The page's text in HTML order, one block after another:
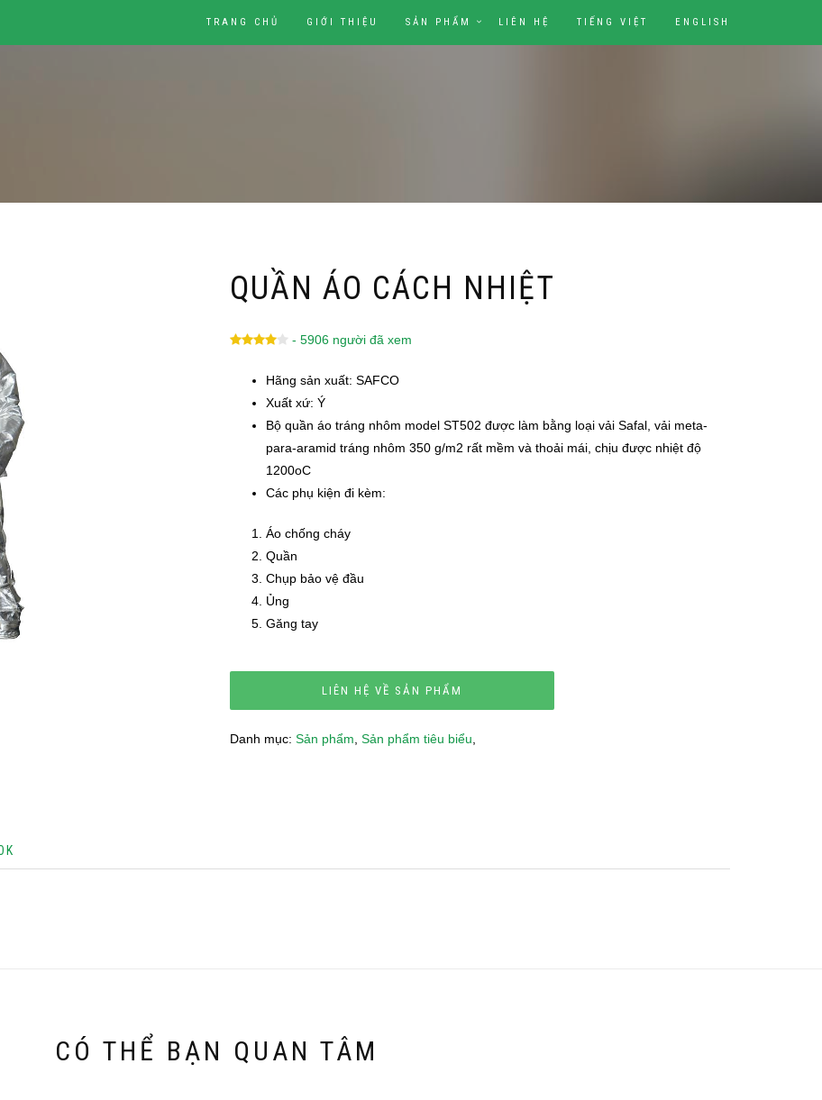
TRANG CHỦ GIỚI THIỆU SẢN PHẨM LIÊN HỆ TIẾNG VIỆT ENGLISH
QUẦN ÁO CÁCH NHIỆT
- 5906 người đã xem
Hãng sản xuất: SAFCO
Xuất xứ: Ý
Bộ quần áo tráng nhôm model ST502 được làm bằng loại vải Safal, vải meta-
para-aramid tráng nhôm 350 g/m2 rất mềm và thoải mái, chịu được nhiệt độ
1200oC
Các phụ kiện đi kèm:
Áo chống cháy
Quần
Chụp bảo vệ đầu
Ủng
Găng tay
LIÊN HỆ VỀ SẢN PHẨM
Danh mục: Sản phẩm Sản phẩm tiêu biểu
CÓ THỂ BẠN QUAN TÂM